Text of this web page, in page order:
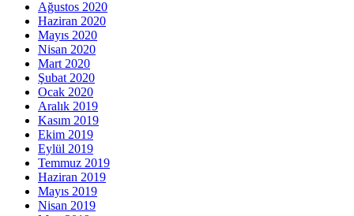
Ağustos 2020
Haziran 2020
Mayıs 2020
Nisan 2020
Mart 2020
Şubat 2020
Ocak 2020
Aralık 2019
Kasım 2019
Ekim 2019
Eylül 2019
Temmuz 2019
Haziran 2019
Mayıs 2019
Nisan 2019